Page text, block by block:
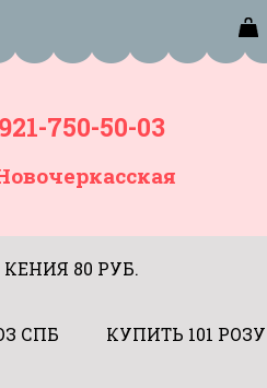
750-50-03
80 РУБ.
СПБ КУПИТЬ 101